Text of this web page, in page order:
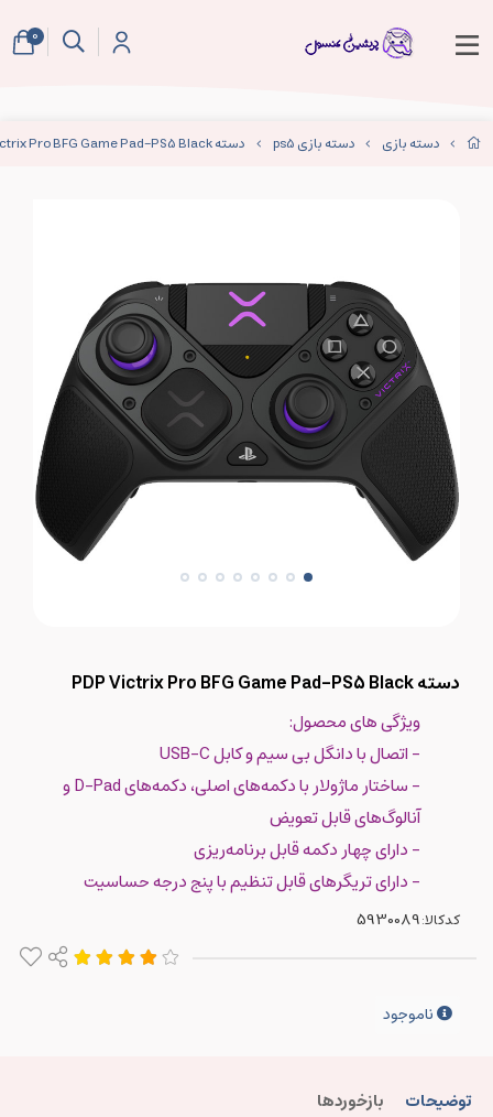
دسته بازی دسته بازی ps5 دسته PDP Victrix Pro BFG Game Pad-PS5 Black
دسته PDP Victrix Pro BFG Game Pad-PS5 Black
ویژگی های محصول:
- اتصال با دانگل بی سیم و کابل USB-C
- ساختار ماژولار با دکمه‌های اصلی، دکمه‌های D-Pad و
آنالوگ‌های قابل تعویض
- دارای چهار دکمه قابل برنامه‌ریزی
- دارای تریگرهای قابل تنظیم با پنج درجه حساسیت
کدکالا:
ناموجود
توضیحات بازخوردها
0